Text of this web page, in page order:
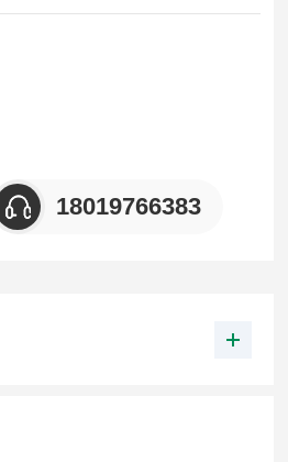
件及材料在高温、低温、恒温环境下
18019766383